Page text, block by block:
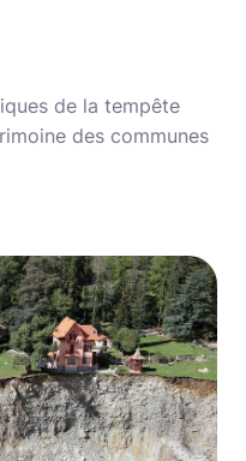
de la tempête
des communes